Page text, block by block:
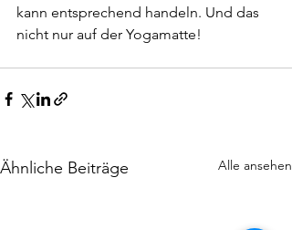
kann entsprechend handeln. Und das
nicht nur auf der Yogamatte!
Ähnliche Beiträge Alle ansehen